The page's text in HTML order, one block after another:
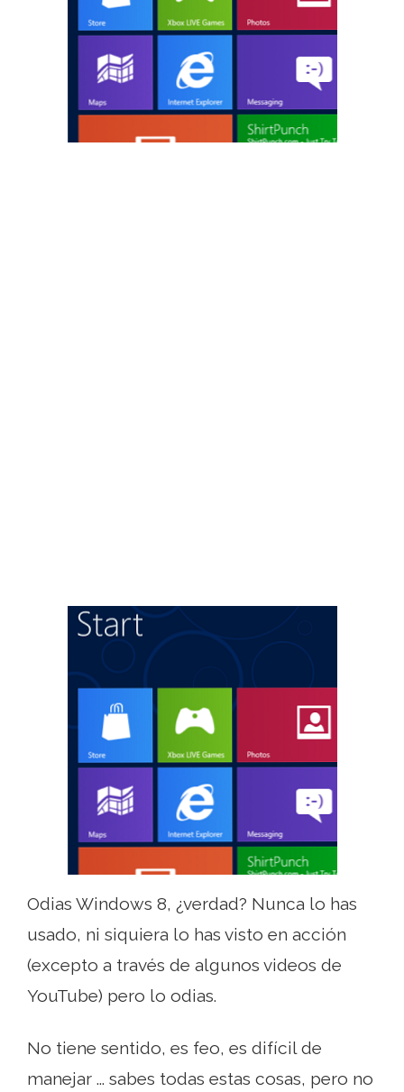
Odias Windows 8, ¿verdad? Nunca lo has
usado, ni siquiera lo has visto en acción
(excepto a través de algunos videos de
YouTube) pero lo odias.
No tiene sentido, es feo, es difícil de
manejar ... sabes todas estas cosas, pero no